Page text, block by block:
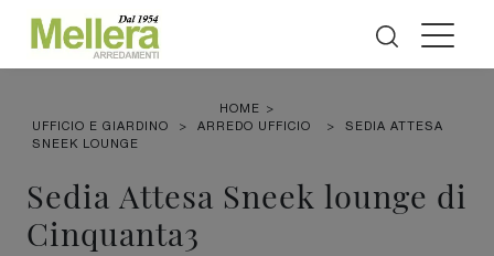
HOME >
UFFICIO E GIARDINO
> ARREDO UFFICIO >
SEDIA ATTESA
SNEEK LOUNGE
Sedia Attesa Sneek lounge di
Cinquanta3